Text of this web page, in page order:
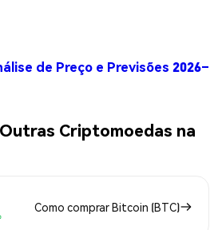
de Preço e Previsões 2026–
Criptomoedas na
Como comprar Bitcoin (BTC)